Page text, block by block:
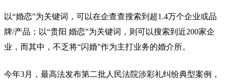
以“婚恋”为关键词，可以在企查查搜索到超1.4万个企业或品
牌/产品；以“贵阳 婚恋”为关键词，则可以搜索到近200家企
业，而其中，不乏将“闪婚”作为主打业务的婚介所。
今年3月，最高法发布第二批人民法院涉彩礼纠纷典型案例，